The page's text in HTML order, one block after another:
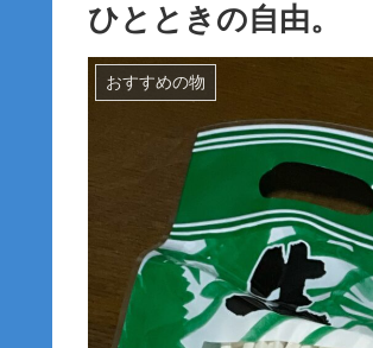
ひとときの自由。
おすすめの物